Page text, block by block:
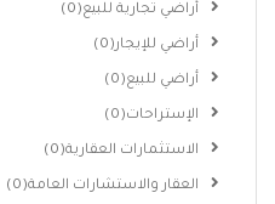
أراضي تجارية للبيع(0)
أراضي للإيجار(0)
أراضي للبيع(0)
الإستراحات(0)
الاستثمارات العقارية(0)
العقار والاستشارات العامة(0)